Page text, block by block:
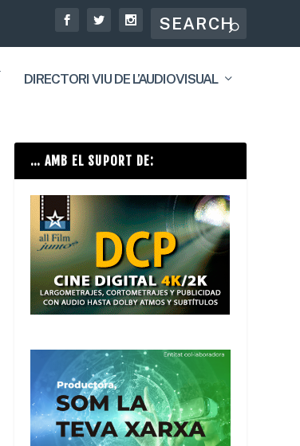
DIRECTORI VIU DE L’AUDIOVISUAL
… AMB EL SUPORT DE: